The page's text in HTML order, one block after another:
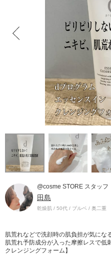
@cosme STORE スタッフ
田島
乾燥肌 / 50代 / ブルベ / 奥二重
肌荒れなどで洗顔時の肌負担が気にな
肌荒れ予防成分が入った摩擦レスで低
クレンジングフォーム】